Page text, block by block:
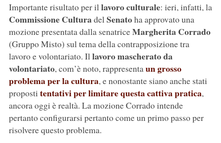
Importante risultato per illavoro culturale: ieri, infatti, la
Commissione CulturadelSenatoha approvato una
mozione presentata dalla senatriceMargherita Corrado
(Gruppo Misto) sul tema della contrapposizione tra
lavoro e volontariato. Illavoro mascherato da
volontariato, com’è noto, rappresentaun grosso
problema per la cultura, e nonostante siano anche stati
proposti tentativi per limitare questa cattiva pratica,
ancora oggi è realtà. La mozione Corrado intende
pertanto configurarsi pertanto come un primo passo per
risolvere questo problema.